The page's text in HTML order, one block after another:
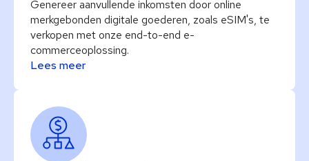
Genereer aanvullende inkomsten door online
merkgebonden digitale goederen, zoals eSIM's, te
verkopen met onze end-to-end e-
commerceoplossing.
Lees meer